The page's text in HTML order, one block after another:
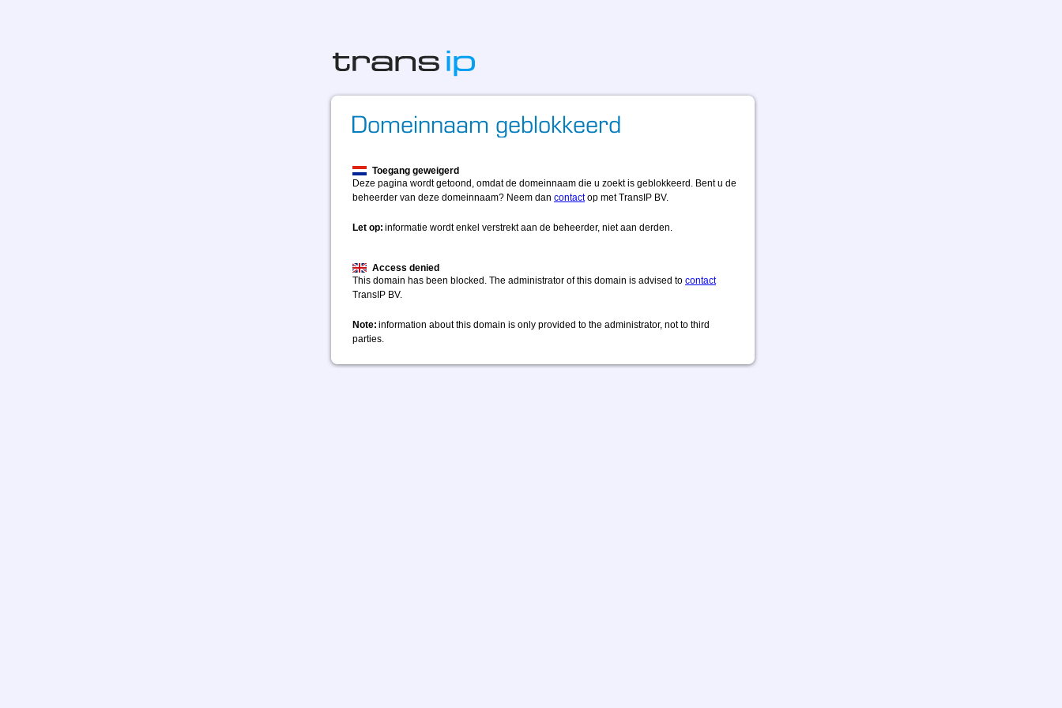
Toegang geweigerd
Deze pagina wordt getoond, omdat de domeinnaam die u zoekt is geblokkeerd. Bent u de
beheerder van deze domeinnaam? Neem dan contactop met TransIP BV.
Let op: informatie wordt enkel verstrekt aan de beheerder, niet aan derden.
Access denied
This domain has been blocked. The administrator of this domain is advised to contact
TransIP BV.
Note: information about this domain is only provided to the administrator, not to third
parties.